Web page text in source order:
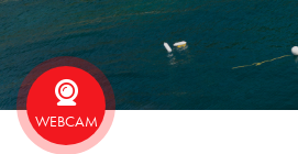
WEBCAM